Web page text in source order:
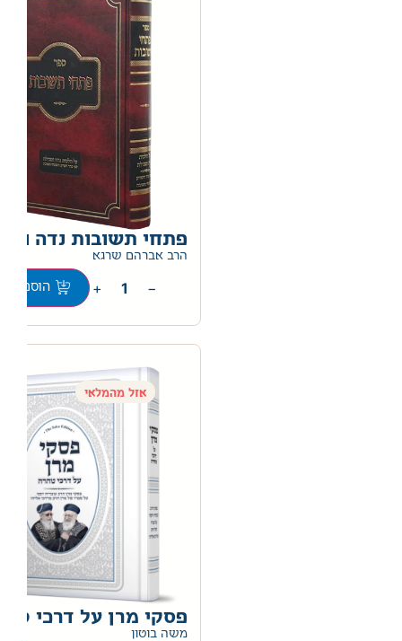
פתחי תשובות נדה
הרב אברהם שרגא
−
+ הוספה
אזל מהמלאי
פסקי מרן על דרכי
משה בוטון